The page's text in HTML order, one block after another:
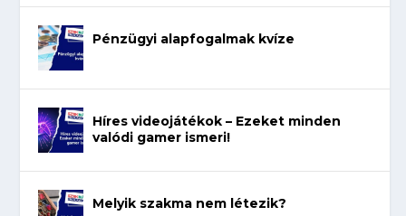
Pénzügyi alapfogalmak kvíze
Híres videojátékok – Ezeket minden
valódi gamer ismeri!
Melyik szakma nem létezik?